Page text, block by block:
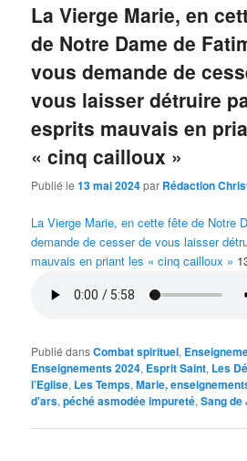
La Vierge Marie, en
de Notre Dame de
vous demande de
vous laisser détruire
esprits mauvais en
« cinq cailloux »
Publié le13 mai 2024par Rédaction
La Vierge Marie, en cette fête de Notre
demande de cesser de vous laisser
mauvais en priant les « cinq cailloux »
Publié dansCombat spirituel,
Enseignements 2024, Esprit Saint, Les
l’Eglise, Les Temps,Marie,
d'ars,péché asmodée impureté,Sang de